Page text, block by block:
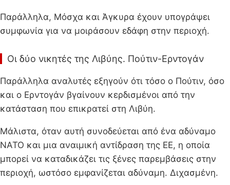
Παράλληλα, Μόσχα και Άγκυρα έχουν υπογράψει
συμφωνία για να μοιράσουν εδάφη στην περιοχή.
Οι δύο νικητές της Λιβύης. Πούτιν-Ερντογάν
Παράλληλα αναλυτές εξηγούν ότι τόσο ο Πούτιν, όσο
και ο Ερντογάν βγαίνουν κερδισμένοι από την
κατάσταση που επικρατεί στη Λιβύη.
Μάλιστα, όταν αυτή συνοδεύεται από ένα αδύναμο
ΝΑΤΟ και μια αναιμική αντίδραση της ΕΕ, η οποία
μπορεί να καταδικάζει τις ξένες παρεμβάσεις στην
περιοχή, ωστόσο εμφανίζεται αδύναμη. Διχασμένη.